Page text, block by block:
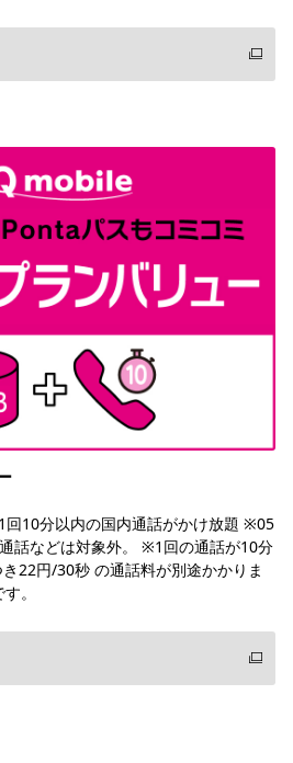
10分以内の国内通話がかけ放題 ※05
話などは対象外。 ※1回の通話が10分
22円/30秒 の通話料が別途かかりま
。